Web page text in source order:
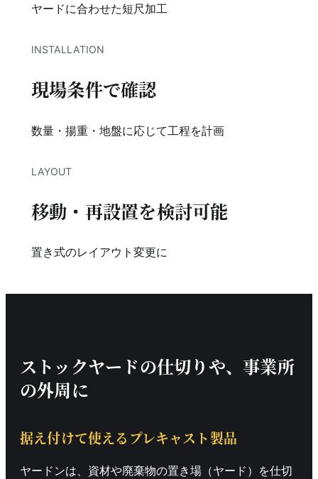
ヤードに合わせた短尺加工
INSTALLATION
現場条件で確認
数量・揚重・地盤に応じて工程を計画
LAYOUT
移動・再設置を検討可能
置き式のレイアウト変更に
ストックヤードの仕切りや、事業所
の外周に
据え付けて使えるプレキャスト製品
ヤードンは、資材や廃棄物の置き場（ヤード）を仕切